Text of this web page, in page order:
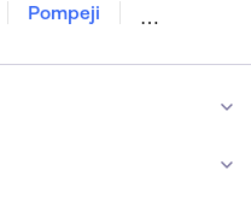
Pompeji
Keukenhof